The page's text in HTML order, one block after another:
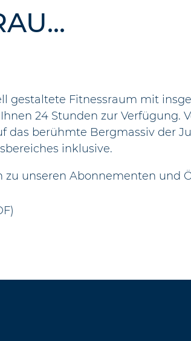
gestaltete Fitnessraum mit
24 Stunden zur Verfügung.
das berühmte Bergmassiv der
inklusive.
zu unseren Abonnementen und